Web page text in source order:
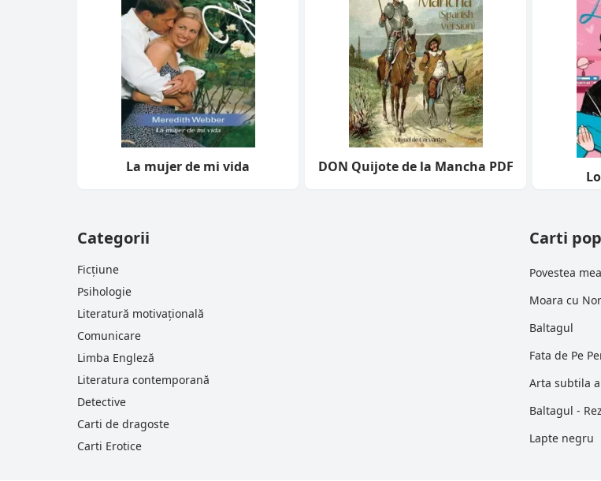
La mujer de mi vida DON Quijote de la Mancha PDF
Categorii
Ficțiune
Psihologie
Literatură motivațională
Comunicare
Limba Engleză
Literatura contemporană
Detective
Carti de dragoste
Carti Erotice
Carti
Povestea mea
Moara cu
Baltagul
Fata de Pe
Arta subtila
Baltagul -
Lapte negru